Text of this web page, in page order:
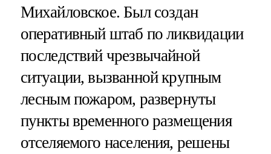
Михайловское. Был создан
оперативный штаб по ликвидации
последствий чрезвычайной
ситуации, вызванной крупным
лесным пожаром, развернуты
пункты временного размещения
отселяемого населения, решены